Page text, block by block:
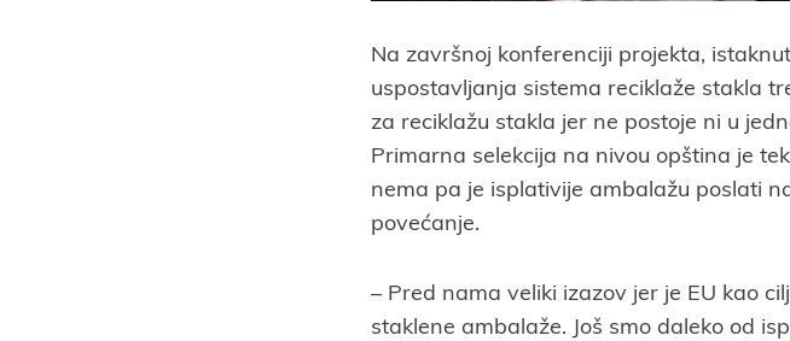
Na završnoj konferenciji projekta,
uspostavljanja sistema reciklaže stakla
za reciklažu stakla jer ne postoje ni u
Primarna selekcija na nivou opština je
nema pa je isplativije ambalažu poslati
povećanje.
– Pred nama veliki izazov jer je EU kao
staklene ambalaže. Još smo daleko od